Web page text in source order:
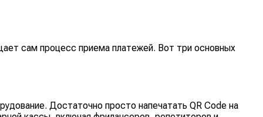
сам процесс приема платежей. Вот три основных
Достаточно просто напечатать QR Code на